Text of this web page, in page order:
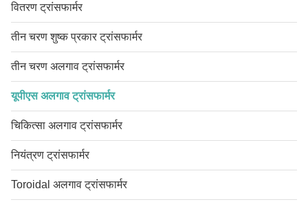
वितरण ट्रांसफार्मर
तीन चरण शुष्क प्रकार ट्रांसफार्मर
तीन चरण अलगाव ट्रांसफार्मर
यूपीएस अलगाव ट्रांसफार्मर
चिकित्सा अलगाव ट्रांसफार्मर
नियंत्रण ट्रांसफार्मर
Toroidal अलगाव ट्रांसफार्मर